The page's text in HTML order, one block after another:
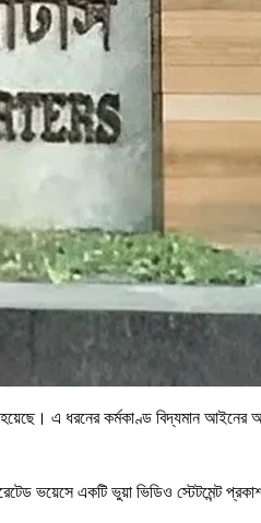
এ ধরনের কর্মকাণ্ড বিদ্যমান
ভয়েসে একটি ভুয়া ভিডিও স্টেটমেন্ট